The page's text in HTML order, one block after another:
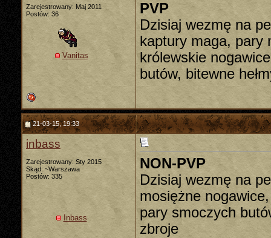
Zarejestrowany: Maj 2011
Postów: 36
Vanitas
PVP
Dzisiaj wezmę na
kaptury maga, pary
królewskie
butów, bitewne
21-03-15, 19:33
inbass
Zarejestrowany: Sty 2015
Skąd: ~Warszawa
Postów: 335
Inbass
NON-PVP
Dzisiaj wezmę na
mosiężne
pary smoczych
zbroje